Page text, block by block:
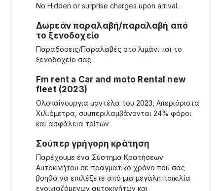
No Hidden or surprise charges upon arrival.
Δωρεάν παραλαβή/παραλαβή από
το ξενοδοχείο
Παραδόσεις/Παραλαβές στο λιμάνι και το
ξενοδοχείο σας
Fm rent a Car and moto Rental new
fleet (2023)
Ολοκαίνουργια μοντέλα του 2023, Απεριόριστα
Χιλιόμετρα, συμπεριλαμβάνονται 24% φόροι
και ασφάλεια τρίτων
Σούπερ γρήγορη κράτηση
Παρέχουμε ένα Σύστημα Κρατήσεων
Αυτοκινήτου σε πραγματικό χρόνο που σας
βοηθά να επιλέξετε από μια μεγάλη ποικιλία
ενοικιαζόμενων αυτοκινήτων και